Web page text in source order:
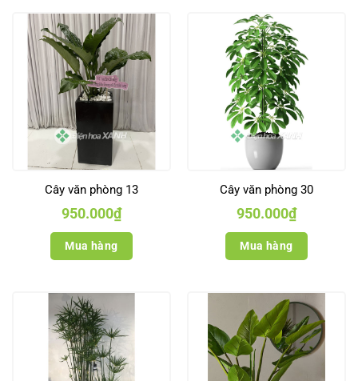
Cây văn phòng 13
950.000₫
Mua hàng
Cây văn phòng 30
950.000₫
Mua hàng